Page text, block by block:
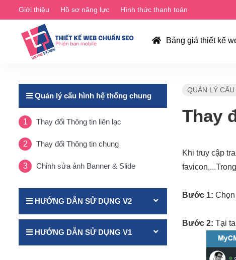
Giới thiệu Hồ sơ năng lực Hình thức thanh toán
Bảng giá thiết kế
Quản lý cấu hình hệ thống chung
Thay đổi Thông tin liên lạc
Thay đổi Thông tin chung
Chỉnh sửa ảnh Banner & Slide
HƯỚNG DẪN SỬ DỤNG V2
HƯỚNG DẪN SỬ DỤNG V1
QUẢN LÝ
Thay
Khi truy cập
Bước 1:
Bước 2: Tại